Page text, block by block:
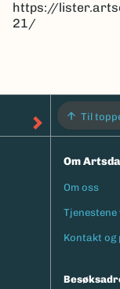
https://
21/
Til
Om
Om oss
Tjenestene
Kontakt og